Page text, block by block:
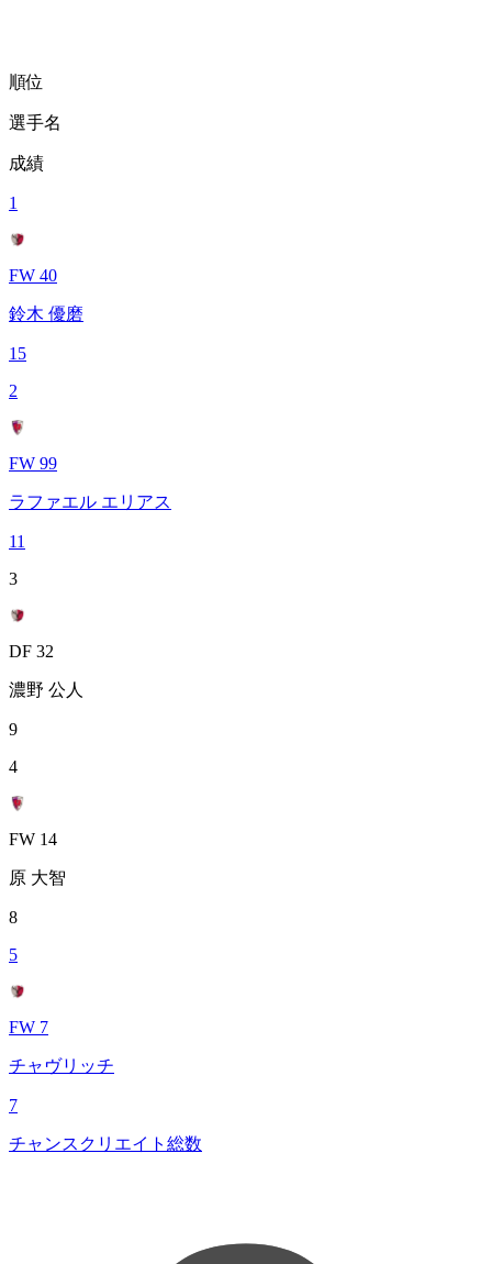
順位
選手名
成績
1
FW 40
鈴木 優磨
15
2
FW 99
ラファエル エリアス
11
3
DF 32
濃野 公人
9
4
FW 14
原 大智
8
5
FW 7
チャヴリッチ
7
チャンスクリエイト総数